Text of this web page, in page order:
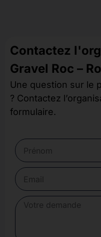
Contactez
Gravel Roc –
Une question sur le
? Contactez
formulaire.